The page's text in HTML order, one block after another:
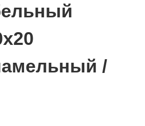
/